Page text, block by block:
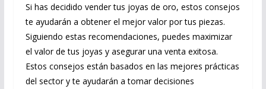
Si has decidido vender tus joyas de oro, estos consejos
te ayudarán a obtener el mejor valor por tus piezas.
Siguiendo estas recomendaciones, puedes maximizar
el valor de tus joyas y asegurar una venta exitosa.
Estos consejos están basados en las mejores prácticas
del sector y te ayudarán a tomar decisiones